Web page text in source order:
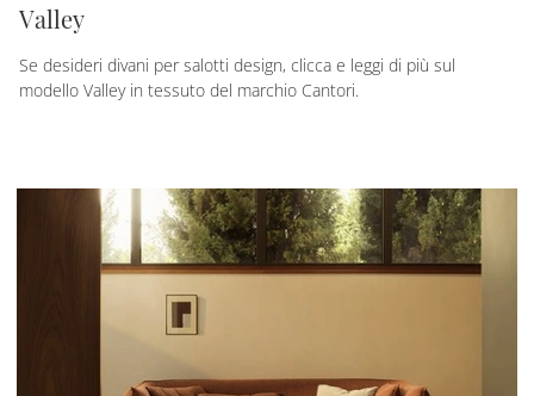
Valley
Se desideri divani per salotti design, clicca e leggi di più sul
modello Valley in tessuto del marchio Cantori.